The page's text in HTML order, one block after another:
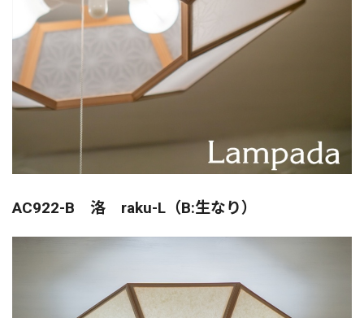
AC922-B 洛 raku-L（B:生なり）